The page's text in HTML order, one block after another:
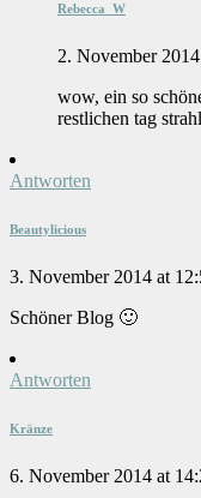
Rebecca_W
2. November
wow, ein so
restlichen tag
Antworten
Beautylicious
3. November 2014 at
Schöner Blog 🙂
Antworten
Kränze
6. November 2014 at